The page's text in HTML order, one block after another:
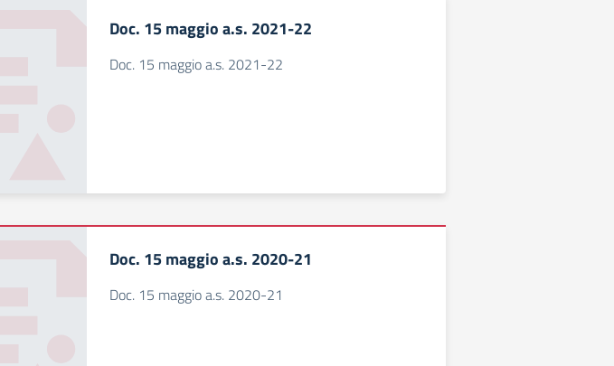
Doc. 15 maggio a.s. 2021-22
Doc. 15 maggio a.s. 2021-22
Doc. 15 maggio a.s. 2020-21
Doc. 15 maggio a.s. 2020-21